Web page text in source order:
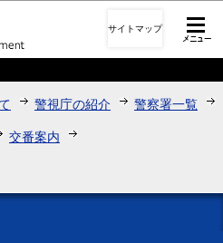
の本文へ移動
サイトマップ
警視庁の紹介 警察署一覧
交番案内